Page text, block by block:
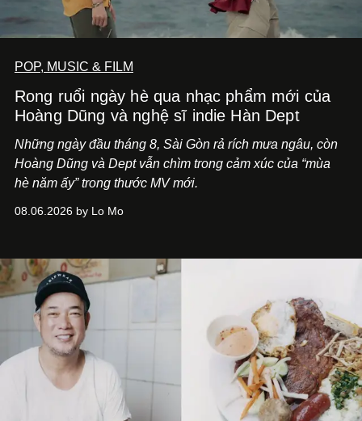
POP, MUSIC & FILM
Rong ruổi ngày hè qua nhạc phẩm mới của
Hoàng Dũng và nghệ sĩ indie Hàn Dept
Những ngày đầu tháng 8, Sài Gòn rả rích mưa ngâu, còn
Hoàng Dũng và Dept vẫn chìm trong cảm xúc của “mùa
hè năm ấy” trong thước MV mới.
08.06.2026 by Lo Mo